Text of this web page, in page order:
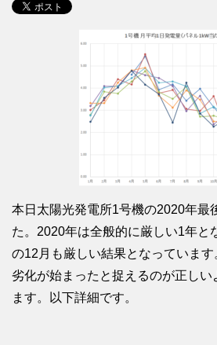
本日太陽光発電所1号機の2020年最
た。2020年は全般的に厳しい1年と
の12月も厳しい結果となっていま
劣化が始まったと捉えるのが正しい
ます。以下詳細です。